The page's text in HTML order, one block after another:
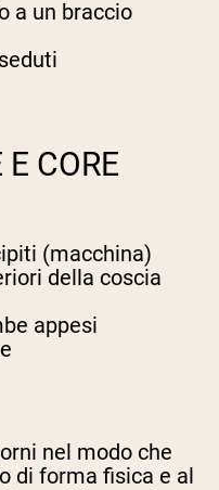
a un braccio
CORE
(macchina)
della coscia
appesi
nel modo che
di forma fisica e al